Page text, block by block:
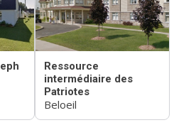
Ressource
intermédiaire des
Patriotes
Beloeil